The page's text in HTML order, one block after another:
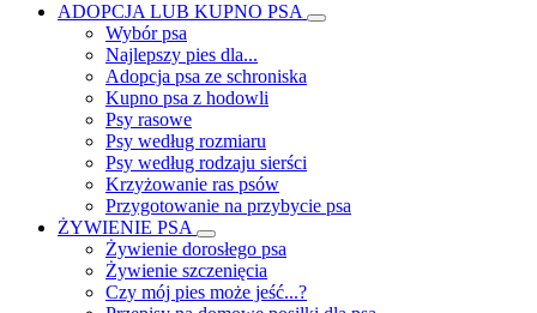
ADOPCJA LUB KUPNO PSA
Wybór psa
Najlepszy pies dla...
Adopcja psa ze schroniska
Kupno psa z hodowli
Psy rasowe
Psy według rozmiaru
Psy według rodzaju sierści
Krzyżowanie ras psów
Przygotowanie na przybycie psa
ŻYWIENIE PSA
Żywienie dorosłego psa
Żywienie szczenięcia
Czy mój pies może jeść...?